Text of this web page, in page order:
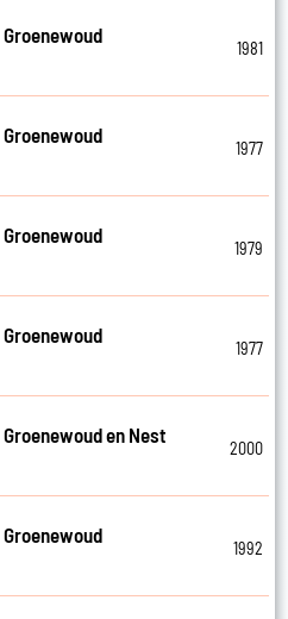
Groenewoud
1981
Groenewoud
1977
Groenewoud
1979
Groenewoud
1977
en Nest
2000
Groenewoud
1992